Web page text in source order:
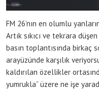
FM 26’nın en olumlu
Artık sıkıcı ve tekrara
basın toplantısında birkaç
arayüzünde karşılık
kaldırılan özellikler
yumrukla” üzere ne işe